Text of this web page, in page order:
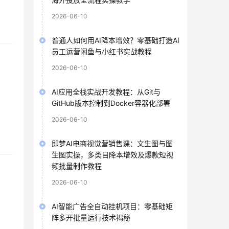
2026-06-10
普通人如何用AI降本增效？零基础打造AI
员工运营闲鱼与小红书实战教程
2026-06-10
AI应用全栈实战开发教程：从Git与
GitHub版本控制到Docker容器化部署
2026-06-10
即梦AI电商视觉营销售课：文生图与图
生图实操，多类目降本增效及爆款短视
频批量制作教程
2026-06-10
AI智能广告全自动挂机项目：零基础矩
阵多开批量运行技术揭秘